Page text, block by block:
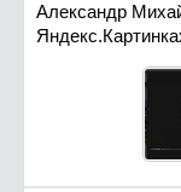
Александр